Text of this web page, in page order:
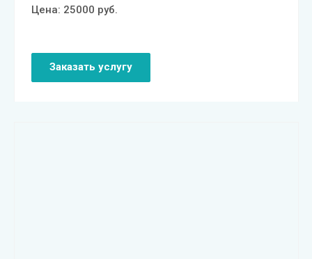
Цена: 25000 руб.
Заказать услугу